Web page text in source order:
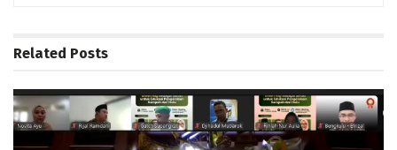
Related Posts